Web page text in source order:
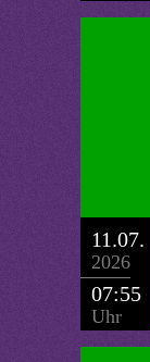
11.07.
2026
07:55
Uhr